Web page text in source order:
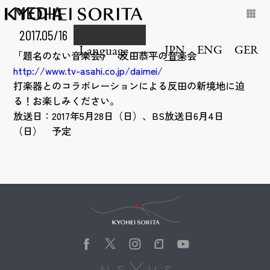
Language JPN ENG GER
MEDIA
2017.05/16
「題名のない音楽会」 反田恭平の音楽会
http://www.tv-asahi.co.jp/daimei/
打楽器とのコラボレーションによる反田の新境地に迫
る！お楽しみください。
放送日：2017年5月28日（日）、BS放送日6月4日
（日） 予定